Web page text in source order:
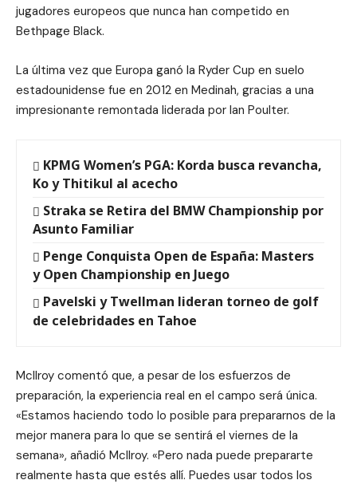
jugadores europeos que nunca han competido en
Bethpage Black.
La última vez que Europa ganó la Ryder Cup en suelo
estadounidense fue en 2012 en Medinah, gracias a una
impresionante remontada liderada por Ian Poulter.
KPMG Women’s PGA: Korda busca revancha,
Ko y Thitikul al acecho
Straka se Retira del BMW Championship por
Asunto Familiar
Penge Conquista Open de España: Masters
y Open Championship en Juego
Pavelski y Twellman lideran torneo de golf
de celebridades en Tahoe
McIlroy comentó que, a pesar de los esfuerzos de
preparación, la experiencia real en el campo será única.
«Estamos haciendo todo lo posible para prepararnos de la
mejor manera para lo que se sentirá el viernes de la
semana», añadió McIlroy. «Pero nada puede prepararte
realmente hasta que estés allí. Puedes usar todos los